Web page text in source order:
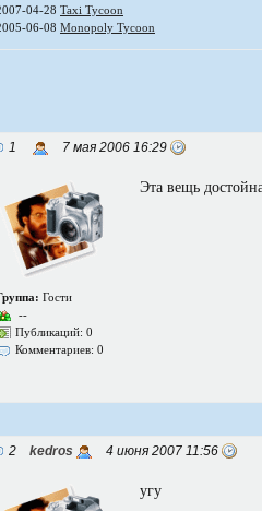
04-28 Taxi Tycoon
06-08 Monopoly Tycoon
1 7 мая 2006 16:29
Гости
--
Публикаций: 0
Комментариев: 0
Эта вещь
2 kedros 4 июня 2007 11:56
угу